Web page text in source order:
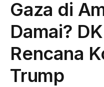
Gaza di
Damai?
Rencana
Trump